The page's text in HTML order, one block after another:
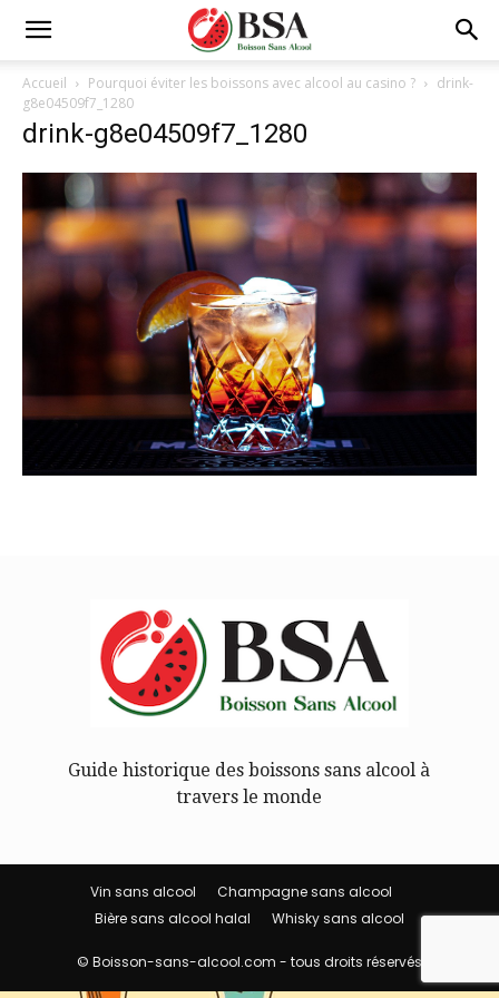
Accueil Pourquoi éviter les boissons avec alcool au casino ?
drink-
g8e04509f7_1280
drink-g8e04509f7_1280
Guide historique des boissons sans alcool à
travers le monde
Vin sans alcool
Champagne sans alcool
Bière sans alcool halal
Whisky sans alcool
© Boisson-sans-alcool.com - tous droits réservés